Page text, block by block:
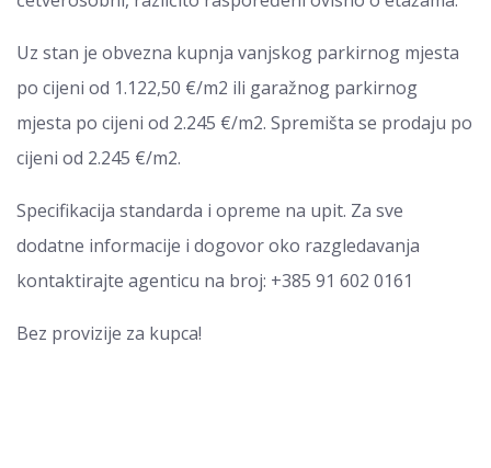
Uz stan je obvezna kupnja vanjskog parkirnog mjesta
po cijeni od 1.122,50 €/m2 ili garažnog parkirnog
mjesta po cijeni od 2.245 €/m2. Spremišta se prodaju po
cijeni od 2.245 €/m2.
Specifikacija standarda i opreme na upit. Za sve
dodatne informacije i dogovor oko razgledavanja
kontaktirajte agenticu na broj: +385 91 602 0161
Bez provizije za kupca!